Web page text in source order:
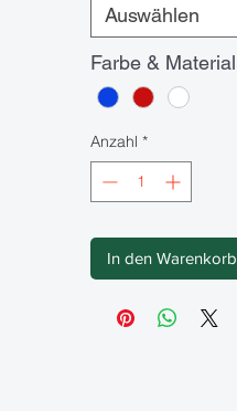
Auswählen
Farbe & Material
Anzahl *
In den Warenkorb